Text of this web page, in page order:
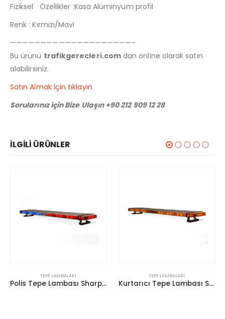
Fiziksel Özellikler :Kasa Alüminyum profil
Renk : Kırmızı/Mavi
————————————————————–
Bu ürünü trafikgerecleri.comdan online olarak satın
alabilirsiniz.
Satın Almak İçin tıklayın
Sorularınız için Bize Ulaşın +90 212 909 12 28
İLGILI ÜRÜNLER
TEPE LAMBALARI
Polis Tepe Lambası Sharp P-116
TEPE LAMBALARI
Kurtarıcı Tepe Lambası Sharp P-124